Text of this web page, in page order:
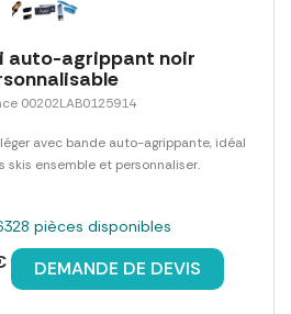
auto-agrippant noir
00202LAB0125914
avec bande auto-agrippante, idéal
skis ensemble et personnaliser.
pièces disponibles
DEMANDE DE DEVIS